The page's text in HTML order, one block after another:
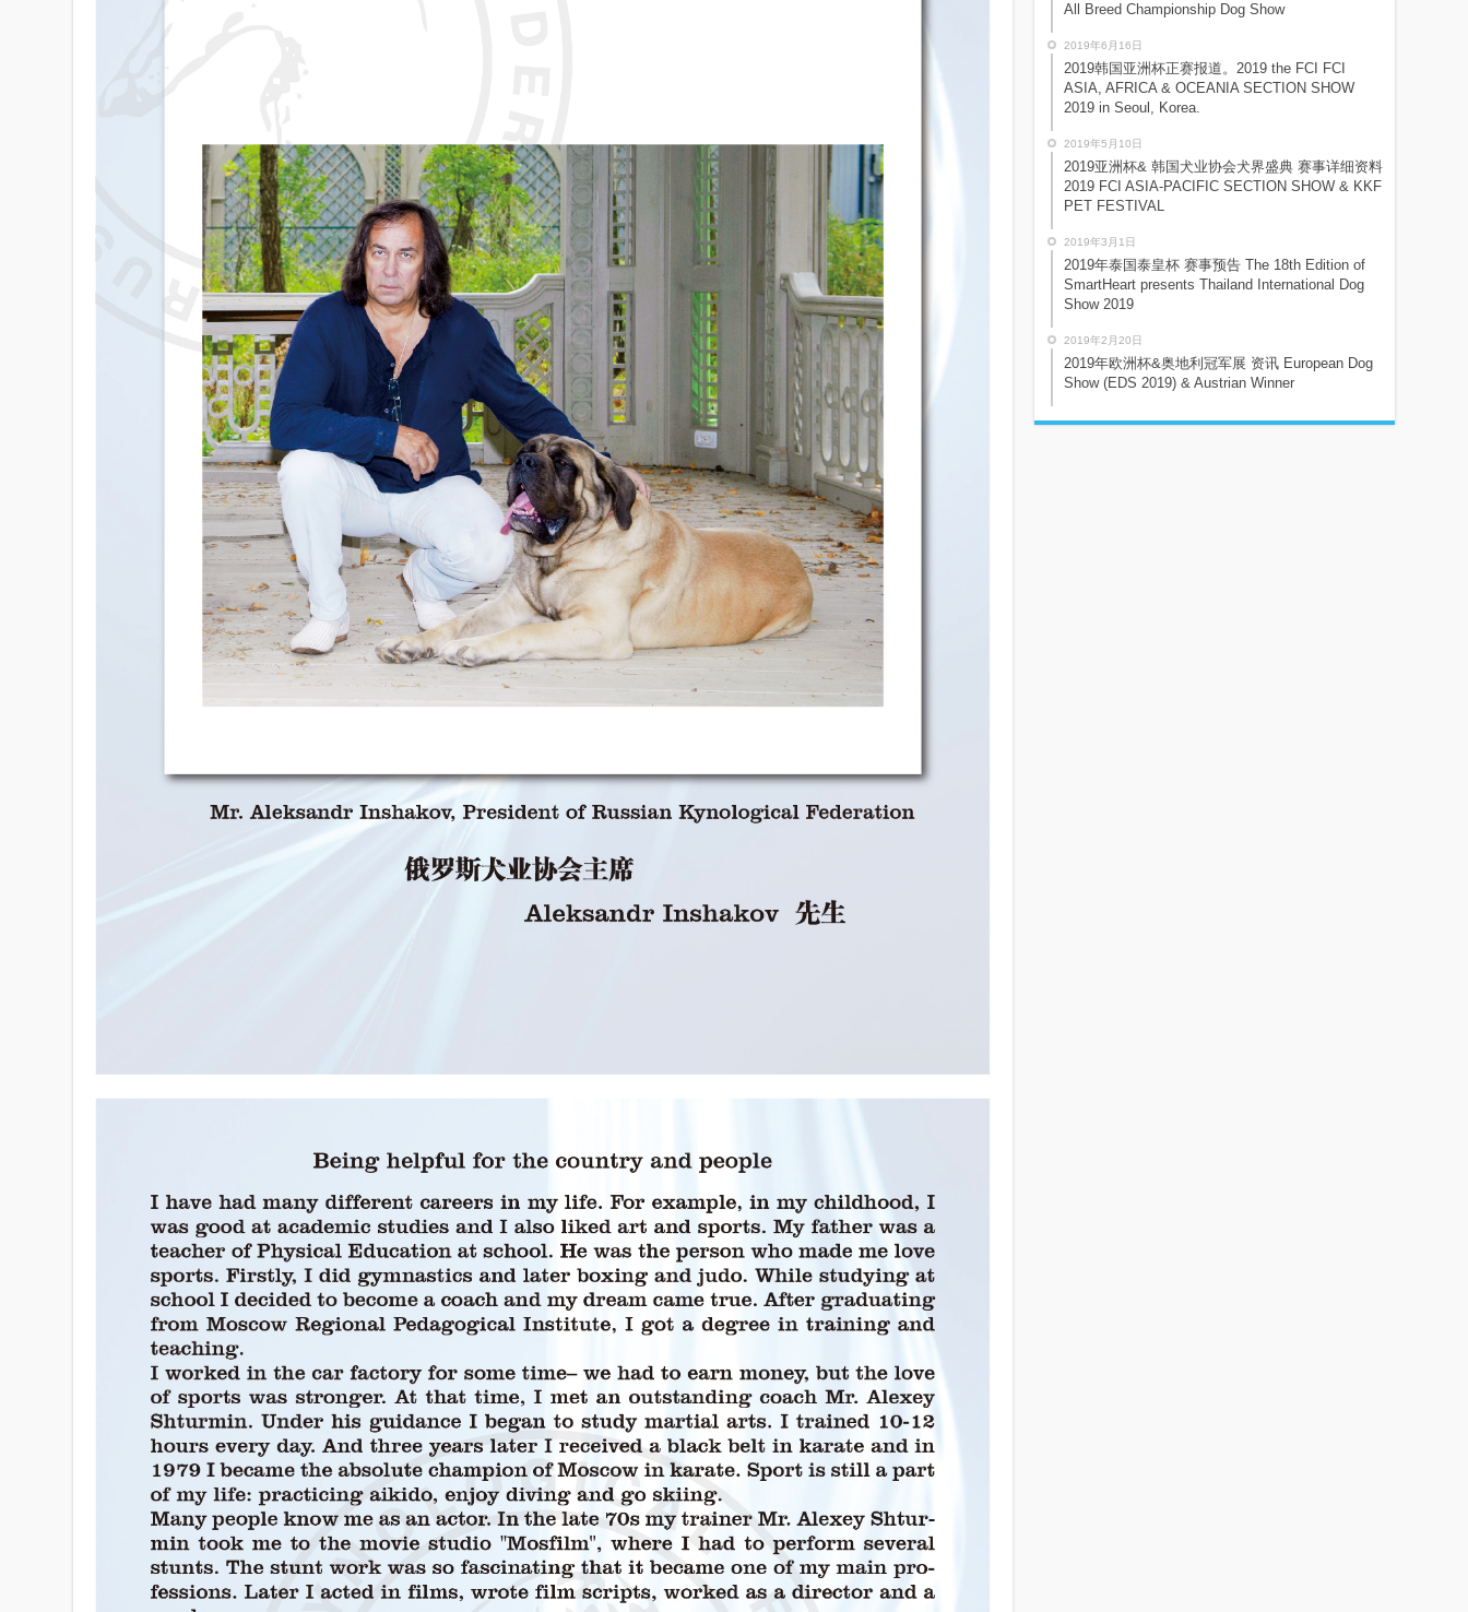
All Breed Championship Dog Show
2019年6月16日
2019韩国亚洲杯正赛报道。2019 the FCI FCI
ASIA, AFRICA & OCEANIA SECTION SHOW
2019 in Seoul, Korea.
2019年5月10日
2019亚洲杯& 韩国犬业协会犬界盛典 赛事详细资料
2019 FCI ASIA-PACIFIC SECTION SHOW & KKF
PET FESTIVAL
2019年3月1日
2019年泰国泰皇杯 赛事预告 The 18th Edition of
SmartHeart presents Thailand International Dog
Show 2019
2019年2月20日
2019年欧洲杯&奥地利冠军展 资讯 European Dog
Show (EDS 2019) & Austrian Winner